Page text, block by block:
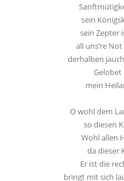
sein
sein Zepter
all uns’re
derhalben
Gelobet
mein
O wohl dem
so diesen
Wohl allen
da dieser
Er ist die
bringt mit sich